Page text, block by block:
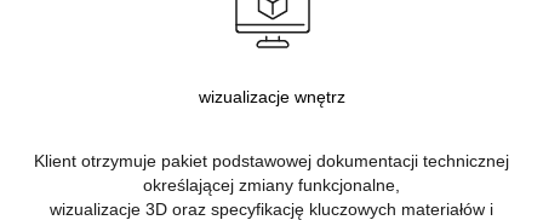
wizualizacje wnętrz
Klient otrzymuje pakiet podstawowej dokumentacji technicznej
określającej zmiany funkcjonalne,
wizualizacje 3D oraz specyfikację kluczowych materiałów i